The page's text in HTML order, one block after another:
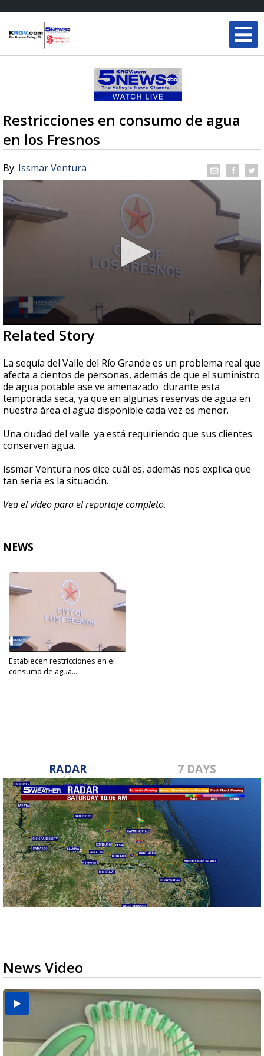
Restricciones en consumo de agua
en los Fresnos
By: Issmar Ventura
0
seconds
of
3
minutes,
4
seconds
Related Story
La sequía del Valle del Río Grande es un problema real que
afecta a cientos de personas, además de que el suministro
de agua potable ase ve amenazado durante esta
temporada seca, ya que en algunas reservas de agua en
nuestra área el agua disponible cada vez es menor.
Una ciudad del valle ya está requiriendo que sus clientes
conserven agua.
Issmar Ventura nos dice cuál es, además nos explica que
tan seria es la situación.
Vea el video para el reportaje completo.
NEWS
Establecen restricciones en el
consumo de agua...
RADAR 7 DAYS
News Video